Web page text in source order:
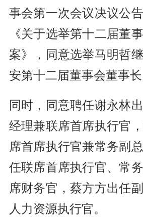
事会第一次会议决议公
《关于选举第十二届董
案》，同意选举马明哲
安第十二届董事会董事长
同时，同意聘任谢永林
经理兼联席首席执行官
席首席执行官兼常务副
任联席首席执行官、常
席财务官，蔡方方出任
人力资源执行官。